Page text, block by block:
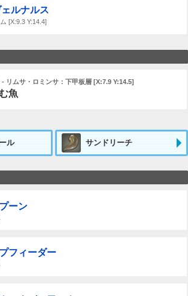
ルナルス
[X:9.3 Y:14.4]
- リムサ・ロミンサ：下甲板層 [X:7.9 Y:14.5]
魚
ル サンドリーチ
ーン
フィーダー